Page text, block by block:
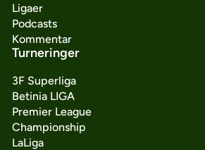
Ligaer
Podcasts
Kommentar
Turneringer
3F Superliga
Betinia LIGA
Premier League
Championship
LaLiga